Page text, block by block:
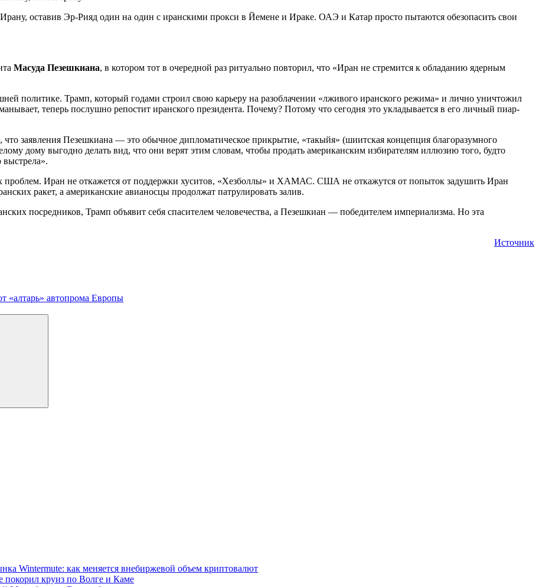
оставив Эр-Рияд один на один с иранскими прокси в Йемене и Ираке. ОАЭ и Катар просто пытаются обезопасить свои
Масуда Пезешкиана, в котором тот в очередной раз ритуально повторил, что «Иран не стремится к обладанию ядерным
политике. Трамп, который годами строил свою карьеру на разоблачении «лживого иранского режима» и лично уничтожил
теперь послушно репостит иранского президента. Почему? Потому что сегодня это укладывается в его личный пиар-
что заявления Пезешкиана — это обычное дипломатическое прикрытие, «такыйя» (шиитская концепция благоразумного
дому выгодно делать вид, что они верят этим словам, чтобы продать американским избирателям иллюзию того, будто
проблем. Иран не откажется от поддержки хуситов, «Хезболлы» и ХАМАС. США не откажутся от попыток задушить Иран
ракет, а американские авианосцы продолжат патрулировать залив.
посредников, Трамп объявит себя спасителем человечества, а Пезешкиан — победителем империализма. Но эта
Источник
«алтарь» автопрома Европы
Wintermute: как меняется внебиржевой объем криптовалют
покорил круиз по Волге и Каме